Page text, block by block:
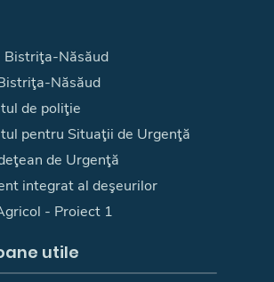
Bistriţa-Năsăud
Năsăud
de poliţie
pentru Situaţii de Urgenţă
de Urgenţă
integrat al deşeurilor
- Proiect 1
utile